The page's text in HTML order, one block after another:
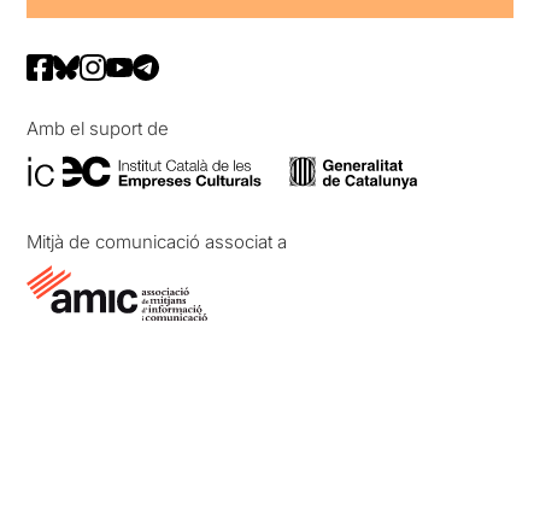
Amb el suport de
Mitjà de comunicació associat a